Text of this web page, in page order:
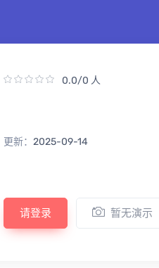
0.0/0 人
更新： 2025-09-14
请登录 暂无演示